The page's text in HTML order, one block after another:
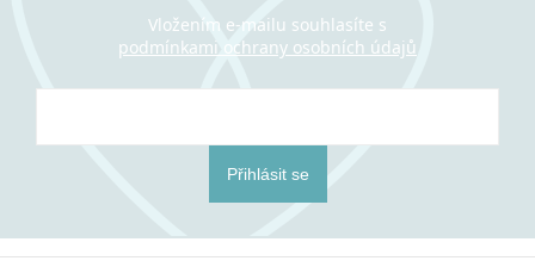
Vložením e-mailu souhlasíte s
podmínkami ochrany osobních údajů
Přihlásit se